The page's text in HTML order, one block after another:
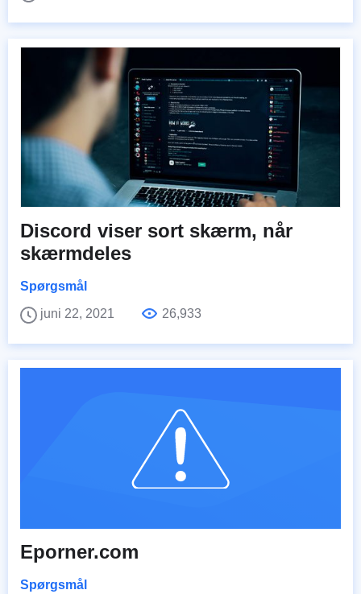
Discord viser sort skærm, når
skærmdeles
Spørgsmål
juni 22, 2021
26,933
Eporner.com
Spørgsmål